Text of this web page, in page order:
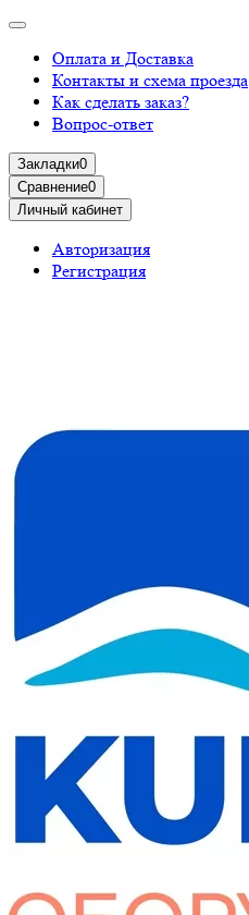
Оплата и Доставка
Контакты и схема проезда
Как сделать заказ?
Вопрос-ответ
Закладки0
Сравнение0
Личный кабинет
Авторизация
Регистрация